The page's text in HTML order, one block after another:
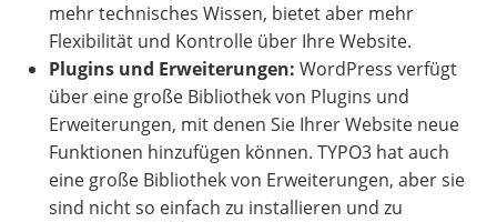
mehr technisches Wissen, bietet aber mehr
Flexibilität und Kontrolle über Ihre Website.
Plugins und Erweiterungen: WordPress verfügt
über eine große Bibliothek von Plugins und
Erweiterungen, mit denen Sie Ihrer Website neue
Funktionen hinzufügen können. TYPO3 hat auch
eine große Bibliothek von Erweiterungen, aber sie
sind nicht so einfach zu installieren und zu